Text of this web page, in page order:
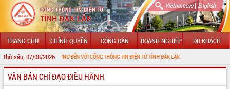
Vietnamese| English
TRANG CHỦ CHÍNH QUYỀN CÔNG DÂN DOANH NGHIỆP DU KHÁCH
Thứ sáu, 07/08/2026
CHÀO MỪNG ĐẾN VỚI CỔNG THÔNG TIN ĐIỆN TỬ TỈNH ĐẮK LẮK
GIỚI THIỆU
VĂN BẢN CHỈ ĐẠO ĐIỀU HÀNH